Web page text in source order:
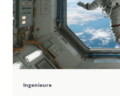
Ingenieure